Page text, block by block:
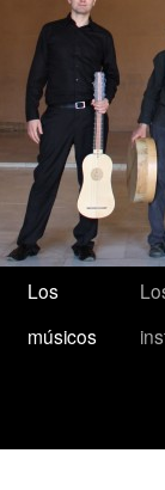
Los
músicos